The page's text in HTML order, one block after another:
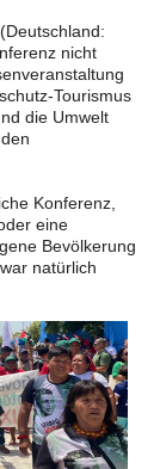
nicht
Tourismus
die Umwelt
Konferenz,
eine
Bevölkerung
natürlich